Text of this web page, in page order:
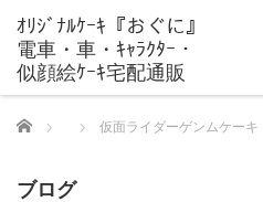
Home 仮面ライダーゲンムケーキ
ブログ